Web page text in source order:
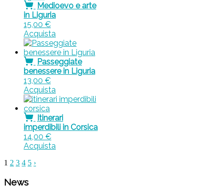
Medioevo e arte
in Liguria
15,00 €
Acquista
Passeggiate
benessere in Liguria
13,00 €
Acquista
Itinerari
imperdibili in Corsica
14,00 €
Acquista
1 2 3 4 5 ›
News